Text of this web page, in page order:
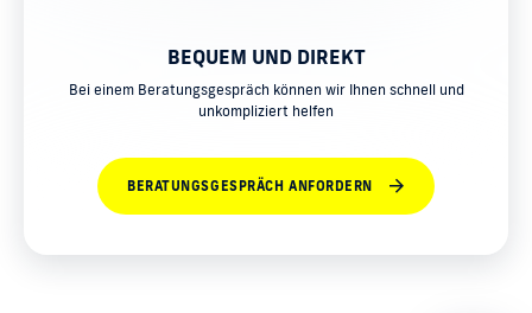
BEQUEM UND DIREKT
Bei einem Beratungsgespräch können wir Ihnen schnell und
unkompliziert helfen
BERATUNGSGESPRÄCH ANFORDERN